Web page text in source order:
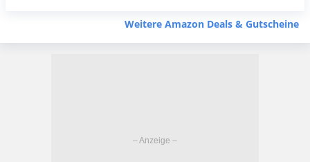
Weitere Amazon Deals & Gutscheine